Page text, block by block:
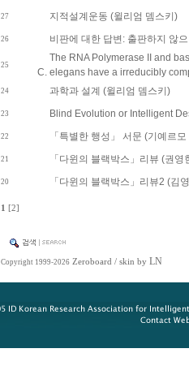
27 지적설계운동 (윌리엄 뎀스키)
26 비판에 대한 답변: 출판하지 않
25
The RNA Polymerase II and
C. elegans have a irreducibly
24 과학과 설계 (윌리엄 뎀스키)
23 Blind Evolution or Intelligent
22 「특별한 행성」 서문 (기예르
21 「다윈의 블랙박스」리뷰 (권영
20 「다윈의 블랙박스」리뷰2 (김
1 [2]
Copyright 1999-2026 Zeroboard / skin by LN